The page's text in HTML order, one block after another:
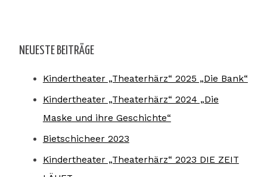
NEUESTE BEITRÄGE
Kindertheater „Theaterhärz“ 2025 „Die Bank“
Kindertheater „Theaterhärz“ 2024 „Die
Maske und ihre Geschichte“
Bietschicheer 2023
Kindertheater „Theaterhärz“ 2023 DIE ZEIT